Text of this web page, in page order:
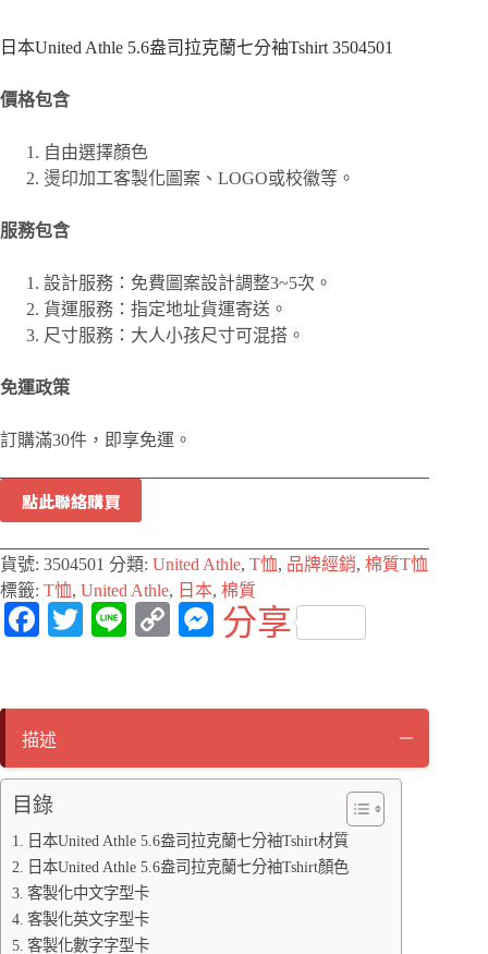
日本United Athle 5.6盎司拉克蘭七分袖Tshirt 3504501
價格包含
自由選擇顏色
燙印加工客製化圖案、 LOGO或校徽等。
服務包含
設計服務：免費圖案設計調整3~5次。
貨運服務：指定地址貨運寄送。
尺寸服務：大人小孩尺寸可混搭。
免運政策
訂購滿30件，即享免運。
點此聯絡購買
貨號: 3504501 分類: United Athle, T恤, 品牌經銷, 棉質T恤
標籤: T恤, United Athle, 日本, 棉質
Fa
ok
T
Li
C
nk
M
er
分享
描述
目錄
日本United Athle 5.6盎司拉克蘭七分袖Tshirt材質
日本United Athle 5.6盎司拉克蘭七分袖Tshirt顏色
客製化中文字型卡
客製化英文字型卡
客製化數字字型卡